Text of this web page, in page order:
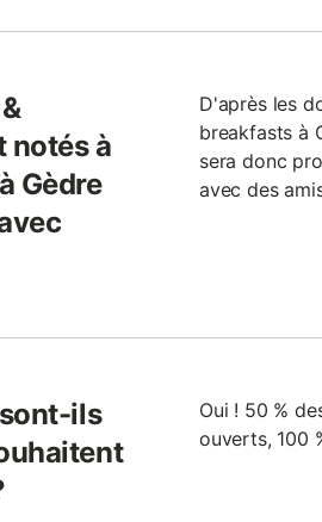
notés à
Gèdre
D'après les
breakfasts à
sera donc
avec des
ils
Oui ! 50 %
ouverts, 100